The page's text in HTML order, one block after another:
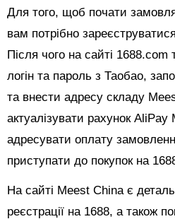
Для того, щоб почати
вам потрібно
Після чого на сайті 1688.com
логін та пароль з Таобао,
та внести адресу складу
актуалізувати рахунок
адресувати оплату
приступати до покупок на
На сайті Meest China є
реєстрації на 1688, а також